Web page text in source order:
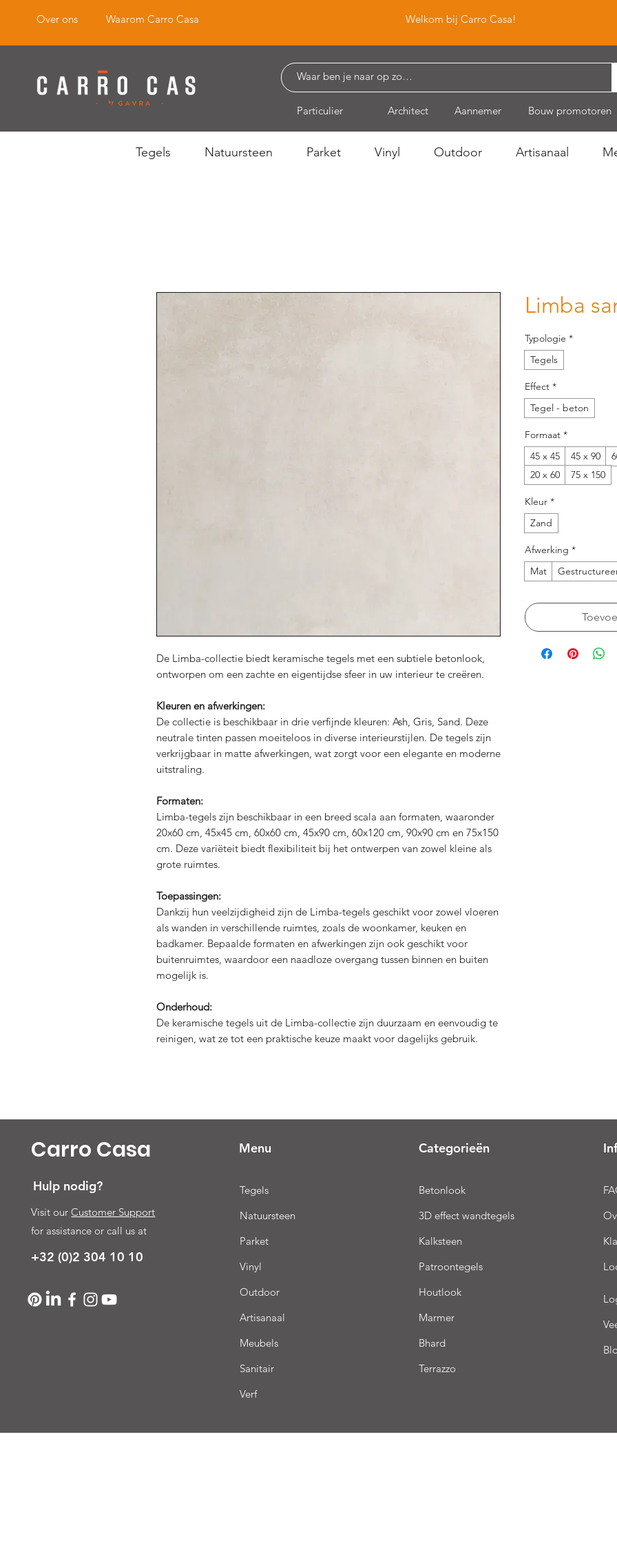
Over ons Waarom Carro Casa Welkom bij Carro Casa!
Particulier Architect Aannemer Bouw promotoren
Tegels Natuursteen Parket Vinyl Outdoor Artisanaal
De Limba-collectie biedt keramische tegels met een subtiele betonlook,
ontworpen om een zachte en eigentijdse sfeer in uw interieur te creëren.
Kleuren en afwerkingen:
De collectie is beschikbaar in drie verfijnde kleuren: Ash, Gris, Sand. Deze
neutrale tinten passen moeiteloos in diverse interieurstijlen. De tegels zijn
verkrijgbaar in matte afwerkingen, wat zorgt voor een elegante en moderne
uitstraling.
Formaten:
Limba-tegels zijn beschikbaar in een breed scala aan formaten, waaronder
20x60 cm, 45x45 cm, 60x60 cm, 45x90 cm, 60x120 cm, 90x90 cm en 75x150
cm. Deze variëteit biedt flexibiliteit bij het ontwerpen van zowel kleine als
grote ruimtes.
Toepassingen:
Dankzij hun veelzijdigheid zijn de Limba-tegels geschikt voor zowel vloeren
als wanden in verschillende ruimtes, zoals de woonkamer, keuken en
badkamer. Bepaalde formaten en afwerkingen zijn ook geschikt voor
buitenruimtes, waardoor een naadloze overgang tussen binnen en buiten
mogelijk is.
Onderhoud:
De keramische tegels uit de Limba-collectie zijn duurzaam en eenvoudig te
reinigen, wat ze tot een praktische keuze maakt voor dagelijks gebruik.
Limba
Typologie *
Tegels
Effect *
Tegel - beton
Formaat *
45 x 45
45 x 90
20 x 60
75 x 150
Kleur *
Zand
Afwerking *
Mat
Carro Casa
Hulp nodig?
Visit ourCustomer Support
for assistance or call us at
+32 (0)2 304 10 10
Menu
Tegels
Natuursteen
Parket
Vinyl
Outdoor
Artisanaal
Meubels
Sanitair
Verf
Categorieën
Betonlook
3D effect wandtegels
Kalksteen
Patroontegels
Houtlook
Marmer
Bhard
Terrazzo